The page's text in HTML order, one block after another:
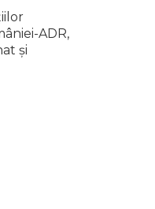
ADR,
și